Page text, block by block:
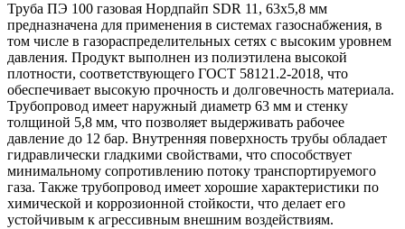
Труба ПЭ 100 газовая Нордпайп SDR 11, 63х5,8 мм
предназначена для применения в системах газоснабжения, в
том числе в газораспределительных сетях с высоким уровнем
давления. Продукт выполнен из полиэтилена высокой
плотности, соответствующего ГОСТ 58121.2-2018, что
обеспечивает высокую прочность и долговечность материала.
Трубопровод имеет наружный диаметр 63 мм и стенку
толщиной 5,8 мм, что позволяет выдерживать рабочее
давление до 12 бар. Внутренняя поверхность трубы обладает
гидравлически гладкими свойствами, что способствует
минимальному сопротивлению потоку транспортируемого
газа. Также трубопровод имеет хорошие характеристики по
химической и коррозионной стойкости, что делает его
устойчивым к агрессивным внешним воздействиям.